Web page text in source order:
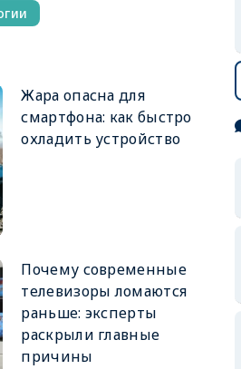
Жара опасна для
смартфона: как быстро
охладить устройство
Почему современные
телевизоры ломаются
раньше: эксперты
раскрыли главные
причины